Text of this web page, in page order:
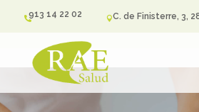
913 14 22 02 C. de Finisterre, 3,